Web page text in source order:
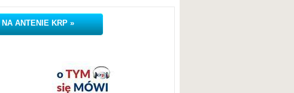
NA ANTENIE KRP »